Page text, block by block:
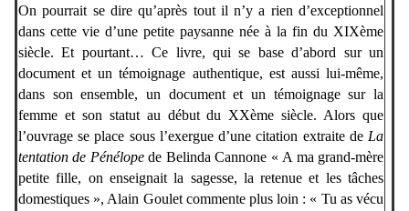
On pourrait se dire qu’après tout il n’y a rien d’exceptionnel
dans cette vie d’une petite paysanne née à la fin du XIXème
siècle. Et pourtant… Ce livre, qui se base d’abord sur un
document et un témoignage authentique, est aussi lui-même,
dans son ensemble, un document et un témoignage sur la
femme et son statut au début du XXème siècle. Alors que
l’ouvrage se place sous l’exergue d’une citation extraite de La
tentation de Pénélopede Belinda Cannone « A ma grand-mère
petite fille, on enseignait la sagesse, la retenue et les tâches
domestiques », Alain Goulet commente plus loin : « Tu as vécu